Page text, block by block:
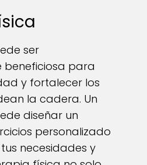
ser
para
y fortalecer los
la cadera. Un
diseñar un
personalizado
necesidades y